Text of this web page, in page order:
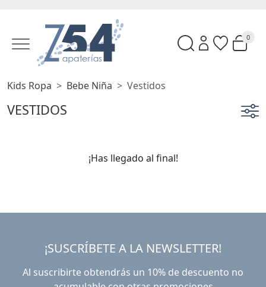
0
Kids Ropa Bebe Niña Vestidos
VESTIDOS
¡Has llegado al final!
¡SUSCRÍBETE A LA NEWSLETTER!
Al suscribirte obtendrás un 10% de descuento no